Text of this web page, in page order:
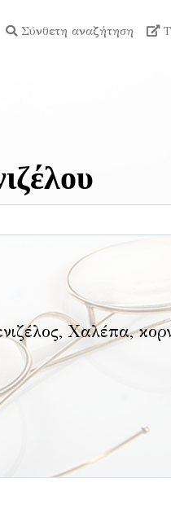
Σύνθετη αναζήτηση
Χαλέπα,